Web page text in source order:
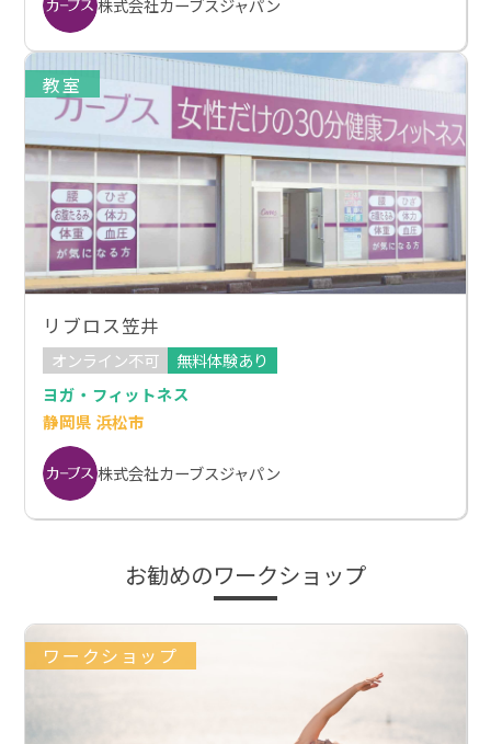
株式会社カーブスジャパン
教室
リブロス笠井
オンライン不可
無料体験あり
ヨガ・フィットネス
静岡県 浜松市
株式会社カーブスジャパン
お勧めのワークショップ
ワークショップ